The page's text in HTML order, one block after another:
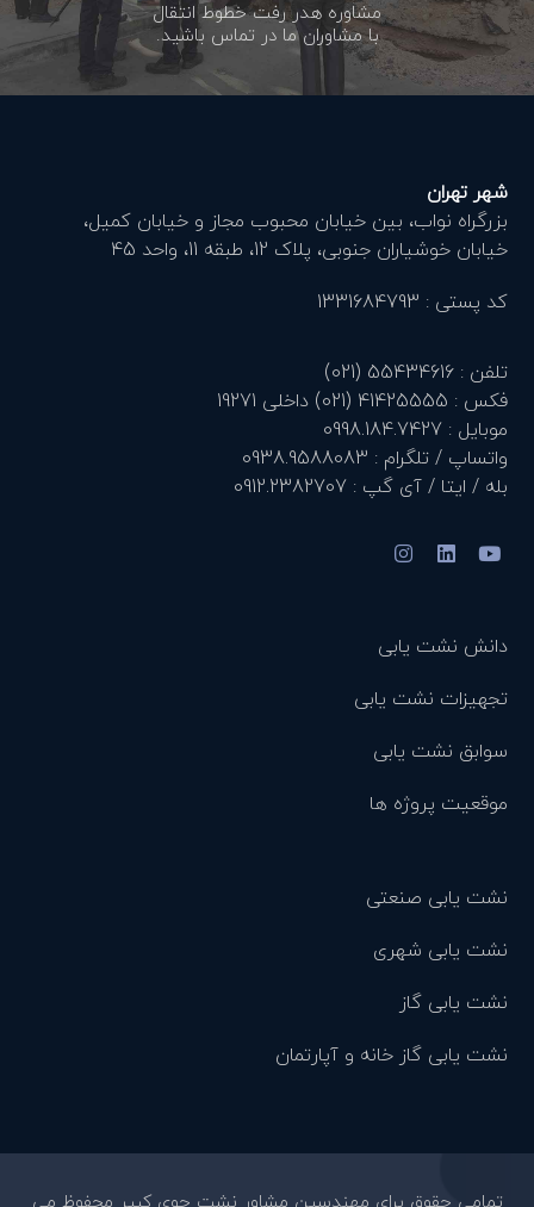
مشاوره هدر رفت خطوط انتقال
با مشاوران ما در تماس باشید.
شهر تهران
بزرگراه نواب، بین خیابان محبوب مجاز و خیابان کمیل،
خیابان خوشیاران جنوبی، پلاک 12، طبقه 11، واحد 45
کد پستی : 1331684793
تلفن : 55434616 (021)
فکس : 41425555 (021) داخلی 19271
موبایل : 0998.184.7427
واتساپ / تلگرام : 0938.9588083
بله / ایتا / آی گپ : 0912.2382707
دانش نشت یابی
تجهیزات نشت یابی
سوابق نشت یابی
موقعیت پروژه ها
نشت یابی صنعتی
نشت یابی شهری
نشت یابی گاز
نشت یابی گاز خانه و آپارتمان